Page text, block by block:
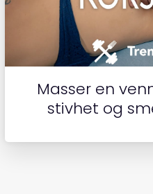
Masser en
stivhet og